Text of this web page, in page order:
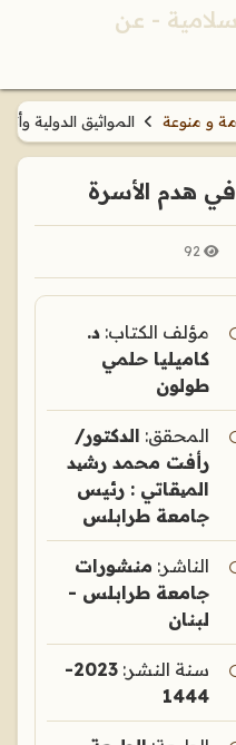
و منوعة المواثيق الدولية
في هدم الأسرة
92
مؤلف الكتاب: د.
كاميليا حلمي
طولون
المحقق: الدكتور/
رأفت محمد رشید
المیقاتي : رئيس
جامعة طرابلس
الناشر: منشورات
جامعة طرابلس -
لبنان
سنة النشر:
2023-
1444